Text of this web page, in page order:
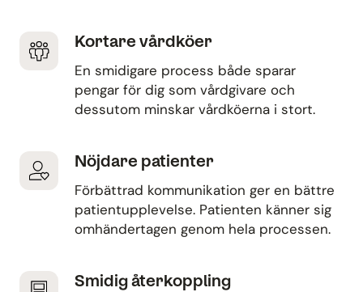
Kortare vårdköer
En smidigare process både sparar
pengar för dig som vårdgivare och
dessutom minskar vårdköerna i stort.
Nöjdare patienter
Förbättrad kommunikation ger en bättre
patientupplevelse. Patienten känner sig
omhändertagen genom hela processen.
Smidig återkoppling